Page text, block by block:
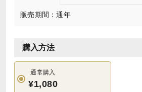
販売期間：通年
購入方法
通常購入
¥1,080